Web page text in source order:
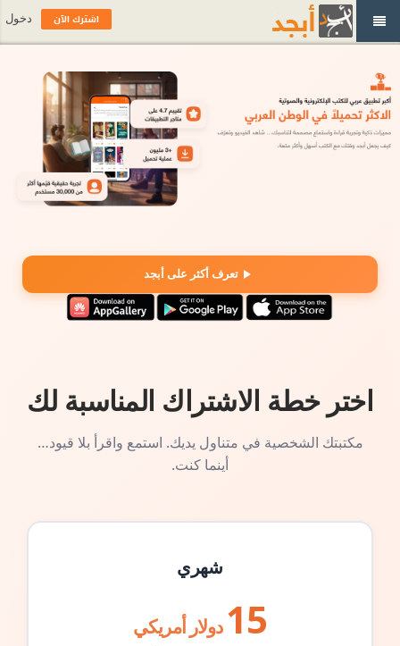
تعرف أكثر على أبجد
اختر خطة الاشتراك المناسبة لك
مكتبتك الشخصية في متناول يديك. استمع واقرأ بلا قيود…
أينما كنت.
شهري
15 دولار أمريكي
اشترك الآن دخول